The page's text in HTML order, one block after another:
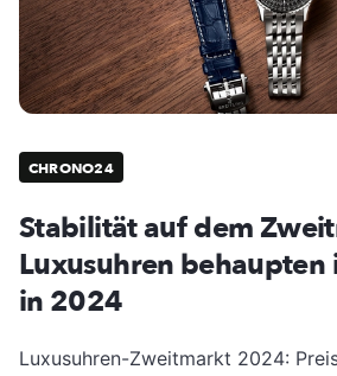
CHRONO24
Stabilität auf dem
Luxusuhren behaupten
in 2024
Luxusuhren-Zweitmarkt 2024: